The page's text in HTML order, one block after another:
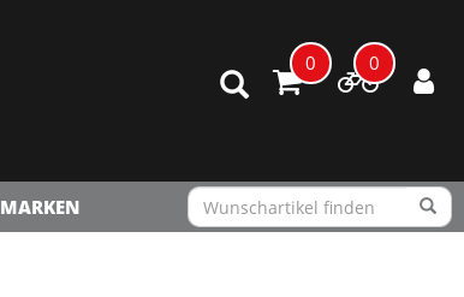
0 0
MARKEN